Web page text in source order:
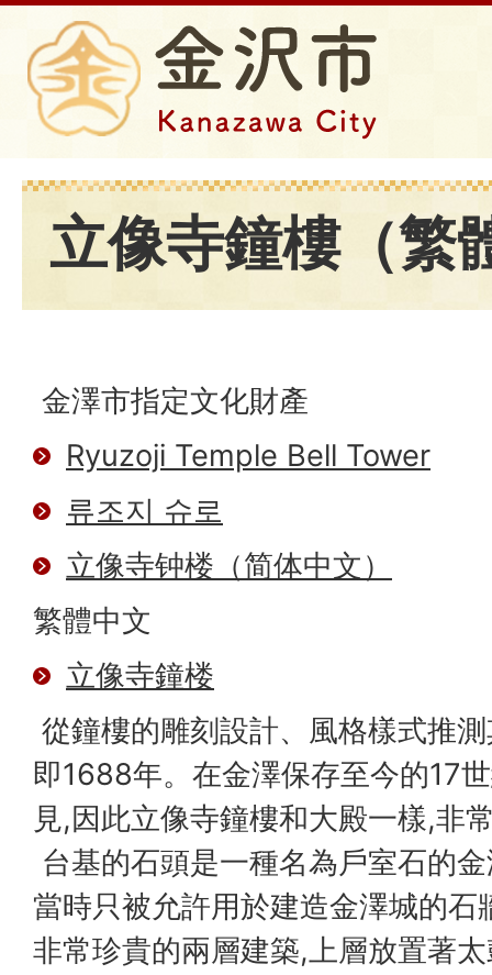
立像寺鐘樓（繁
金澤市指定文化財產
Ryuzoji Temple Bell Tower
류조지 슈로
立像寺钟楼（简体中文）
繁體中文
立像寺鐘楼
從鐘樓的雕刻設計、風格樣式推
即1688年。在金澤保存至今的17
見,因此立像寺鐘樓和大殿一樣,非
台基的石頭是一種名為戶室石的
當時只被允許用於建造金澤城的石
非常珍貴的兩層建築,上層放置著